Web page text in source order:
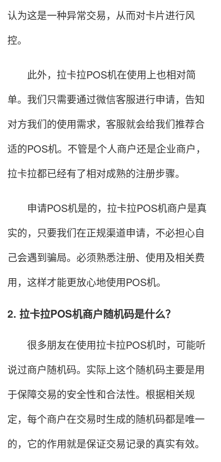
认为这是一种异常交易，从而对卡片进行风
控。
此外，拉卡拉POS机在使用上也相对简
单。我们只需要通过微信客服进行申请，告知
对方我们的使用需求，客服就会给我们推荐合
适的POS机。不管是个人商户还是企业商户，
拉卡拉都已经有了相对成熟的注册步骤。
申请POS机是的，拉卡拉POS机商户是真
实的，只要我们在正规渠道申请，不必担心自
己会遇到骗局。必须熟悉注册、使用及相关费
用，这样才能更放心地使用POS机。
2. 拉卡拉POS机商户随机码是什么？
很多朋友在使用拉卡拉POS机时，可能听
说过商户随机码。实际上这个随机码主要是用
于保障交易的安全性和合法性。根据相关规
定，每个商户在交易时生成的随机码都是唯一
的，它的作用就是保证交易记录的真实有效。